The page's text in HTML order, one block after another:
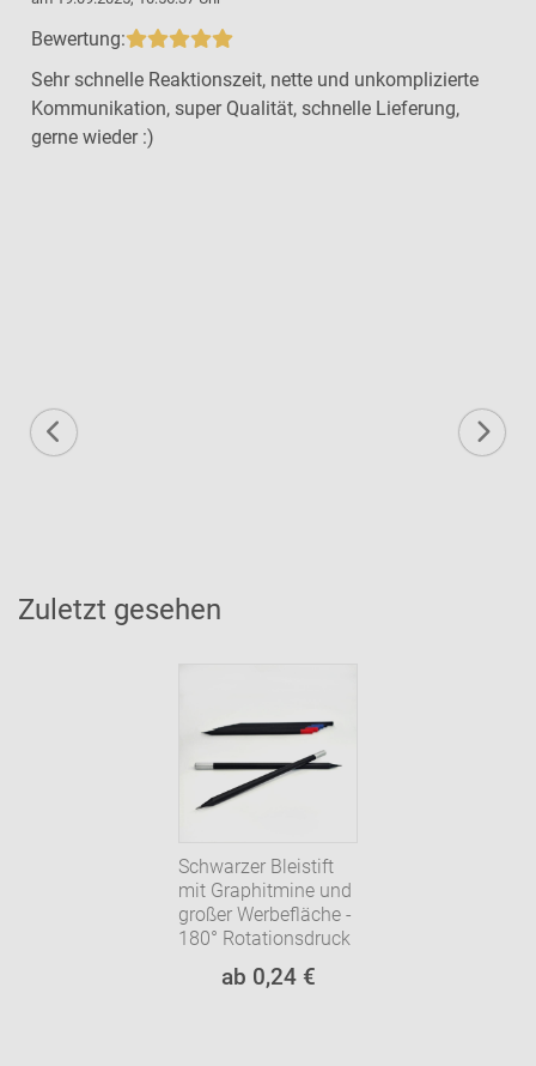
Bewertung:
Sehr schnelle Reaktionszeit, nette und unkomplizierte
Kommunikation, super Qualität, schnelle Lieferung,
gerne wieder :)
Zuletzt gesehen
Schwarzer Bleistift
mit Graphitmine und
großer Werbefläche -
180° Rotationsdruck
ab 0,24 €